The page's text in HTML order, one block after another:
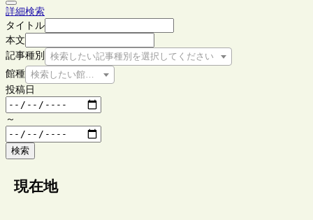
詳細検索
タイトル
本文
記事種別
検索したい記事種別を選択してください
館種 検索したい館種を選択してください
投稿日
～
検索
現在地